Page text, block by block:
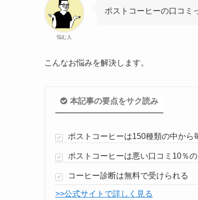
悩む人
ポストコーヒーの口コミ
こんなお悩みを解決します。
本記事の要点をサク読み
ポストコーヒーは150種類の中から
ポストコーヒーは悪い口コミ10％
コーヒー診断は無料で受けられる
>>公式サイトで詳しく見る